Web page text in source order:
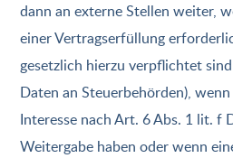
dann an externe Stellen weiter,
einer Vertragserfüllung
gesetzlich hierzu verpflichtet
Daten an Steuerbehörden),
Interesse nach Art. 6 Abs. 1 lit. f
Weitergabe haben oder wenn